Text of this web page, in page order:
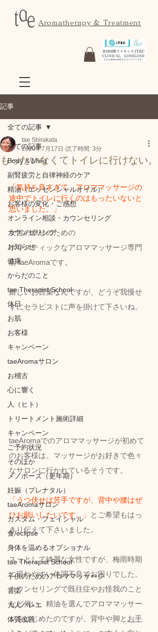
Aromatherapy & Treatment
記事
全ての記事
Body & Mind
副腎疲労と自律神経のケア
精油（エッセンシャルオイル）
お客様の変化・ご感想
オンライン相談・カウンセリング
カウンセリング
お知らせ
健康
からだのこと
tae Therapist School
休日
お肌
お客様
キャンペーン
taeAromaサロン
お稽古
心に響く
人（ヒト）
トリートメント施術詳細
キャンペーン
ご予約状況
そのほか
メノポーズ（更年期）
妊娠（プレナタル）
taeAromaサロン
カスタム・フェイシャル
食/eclipse
身体を温めるオプショナル
tae Therapist School
子供のためのアロママッサージ
音楽
大人バレエ
体質改善
全ての記事
もったいなくてトイレに行けない。
tae Shirakata
2020年7月17日 読了時間: 3分
「気持ち良すぎて、アロママッサージの
途中でトイレに行くのはもったいないと
思いました。」
女性の幸せのための
ホリスティックなアロママッサージ専門
店 taeAromaです。
嬉しいお言葉なんですが、どうぞ我慢せ
ずにセラピストに声を掛けて下さいね。
taeAromaでのアロママッサージが初めて
のお客様は、マッサージがお好きで色々
なサロンに行かれているそうです。
「うつ伏せは苦手ですが、背中や腰はぜ
ひお願いしたいです。」
とご希望もはっ
きり伝えて下さいました。
スッとして綺麗な女性ですが、梅雨時期
に現れやすい体調不良でお困りでした。
カウンセリングで既往症やお怪我のこと
など伺い、精油を選んでアロママッサー
ジをはじめたのですが、背中や脚と お手